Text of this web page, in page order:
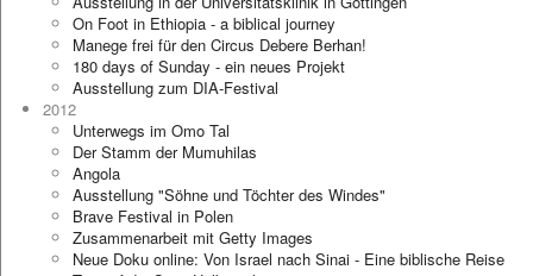
On Foot in Ethiopia - a biblical journey
Manege frei für den Circus Debere Berhan!
180 days of Sunday - ein neues Projekt
Ausstellung zum DIA-Festival
2012
Unterwegs im Omo Tal
Der Stamm der Mumuhilas
Angola
Ausstellung "Söhne und Töchter des Windes"
Brave Festival in Polen
Zusammenarbeit mit Getty Images
Neue Doku online: Von Israel nach Sinai - Eine biblische Reise